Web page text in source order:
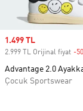
Sale price
1.499 TL
2.999 TL Orijinal fiyat -
Advantage 2.0
Çocuk Sportswear